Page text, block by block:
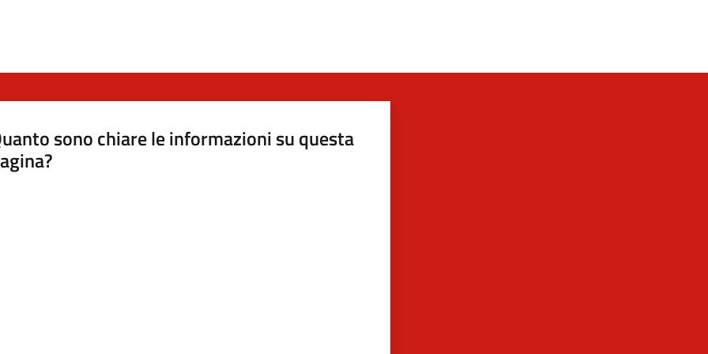
sono chiare le informazioni su questa